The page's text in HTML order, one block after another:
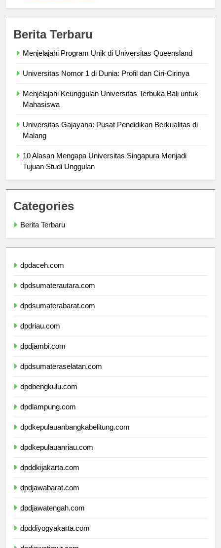
Menjelajahi Keunggulan Universitas Terbuka Bali untuk
Universitas Gajayana: Pusat Pendidikan Berkualitas di
10 Alasan Mengapa Universitas Singapura Menjadi
Categories